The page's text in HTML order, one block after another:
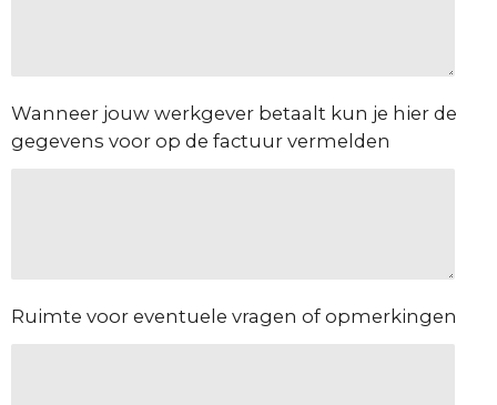
Wanneer jouw werkgever betaalt kun je hier de
gegevens voor op de factuur vermelden
Ruimte voor eventuele vragen of opmerkingen